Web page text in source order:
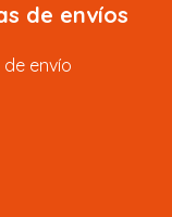
de envíos
envío